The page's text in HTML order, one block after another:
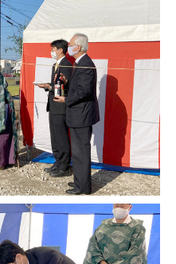
各種SNS プライバシーポリ